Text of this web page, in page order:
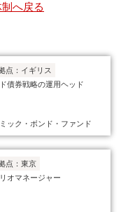
へ戻る
点：イギリス
債券戦略の運用ヘッド
ック・ボンド・ファンド
点：東京
オマネージャー